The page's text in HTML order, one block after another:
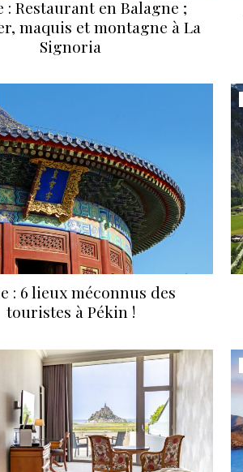
: Restaurant en Balagne ;
maquis et montagne à La
Signoria
: 6 lieux méconnus des
touristes à Pékin !